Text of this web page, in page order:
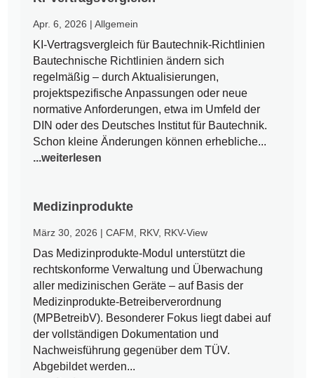
Apr. 6, 2026 |Allgemein
KI-Vertragsvergleich für Bautechnik-Richtlinien
Bautechnische Richtlinien ändern sich
regelmäßig – durch Aktualisierungen,
projektspezifische Anpassungen oder neue
normative Anforderungen, etwa im Umfeld der
DIN oder des Deutsches Institut für Bautechnik.
Schon kleine Änderungen können erhebliche...
...weiterlesen
Medizinprodukte
März 30, 2026 |CAFM RKV, RKV-View
Das Medizinprodukte-Modul unterstützt die
rechtskonforme Verwaltung und Überwachung
aller medizinischen Geräte – auf Basis der
Medizinprodukte-Betreiberverordnung
(MPBetreibV). Besonderer Fokus liegt dabei auf
der vollständigen Dokumentation und
Nachweisführung gegenüber dem TÜV.
Abgebildet werden...